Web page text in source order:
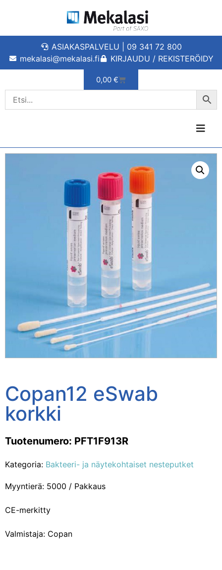
ASIAKASPALVELU | 09 341 72 800
mekalasi@mekalasi.fi
KIRJAUDU / REKISTERÖIDY
0,00 €
Copan12 eSwab
korkki
Tuotenumero: PFT1F913R
Kategoria: Bakteeri- ja näytekohtaiset nesteputket
Myyntierä: 5000 / Pakkaus
CE-merkitty
Valmistaja: Copan